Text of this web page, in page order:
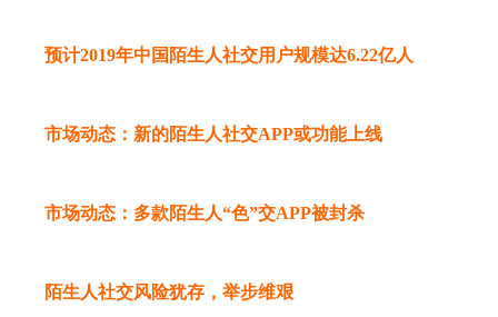
预计2019年中国陌生人社交用户规模达6.22亿人
市场动态：新的陌生人社交APP或功能上线
市场动态：多款陌生人“色”交APP被封杀
陌生人社交风险犹存，举步维艰